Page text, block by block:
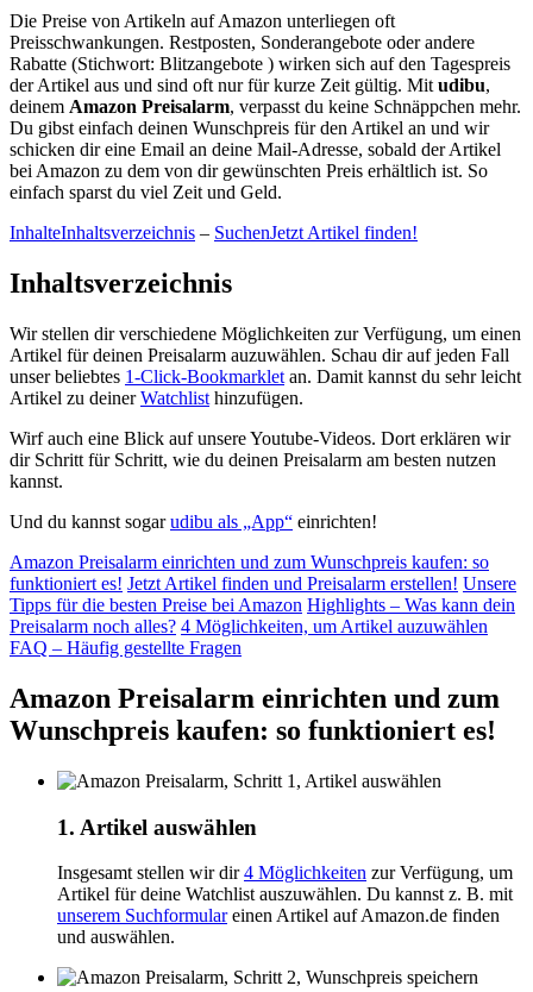
Die Preise von Artikeln auf Amazon unterliegen oft
Preisschwankungen. Restposten, Sonderangebote oder andere
Rabatte (Stichwort: Blitzangebote ) wirken sich auf den Tagespreis
der Artikel aus und sind oft nur für kurze Zeit gültig. Mitudibu,
deinem Amazon Preisalarm, verpasst du keine Schnäppchen mehr.
Du gibst einfach deinen Wunschpreis für den Artikel an und wir
schicken dir eine Email an deine Mail-Adresse, sobald der Artikel
bei Amazon zu dem von dir gewünschten Preis erhältlich ist. So
einfach sparst du viel Zeit und Geld.
InhalteInhaltsverzeichnis – SuchenJetzt Artikel finden!
Inhaltsverzeichnis
Wir stellen dir verschiedene Möglichkeiten zur Verfügung, um einen
Artikel für deinen Preisalarm auzuwählen. Schau dir auf jeden Fall
unser beliebtes 1-Click-Bookmarklet an. Damit kannst du sehr leicht
Artikel zu deinerWatchlist hinzufügen.
Wirf auch eine Blick auf unsere Youtube-Videos. Dort erklären wir
dir Schritt für Schritt, wie du deinen Preisalarm am besten nutzen
kannst.
Und du kannst sogarudibu als „App“ einrichten!
Amazon Preisalarm einrichten und zum Wunschpreis kaufen: so
funktioniert es! Jetzt Artikel finden und Preisalarm erstellen! Unsere
Tipps für die besten Preise bei Amazon Highlights – Was kann dein
Preisalarm noch alles? 4 Möglichkeiten, um Artikel auzuwählen
FAQ – Häufig gestellte Fragen
Amazon Preisalarm einrichten und zum
Wunschpreis kaufen: so funktioniert es!
1. Artikel auswählen
Insgesamt stellen wir dir4 Möglichkeiten zur Verfügung, um
Artikel für deine Watchlist auszuwählen. Du kannst z. B. mit
unserem Suchformulareinen Artikel auf Amazon.de finden
und auswählen.